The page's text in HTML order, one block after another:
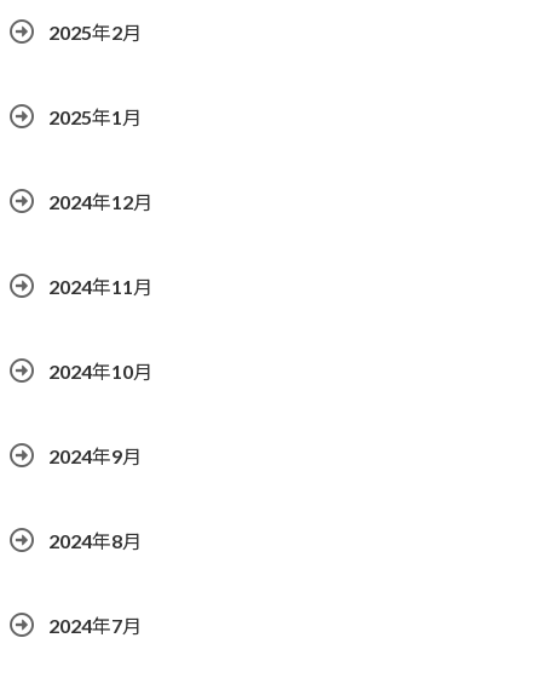
2025年2月
2025年1月
2024年12月
2024年11月
2024年10月
2024年9月
2024年8月
2024年7月